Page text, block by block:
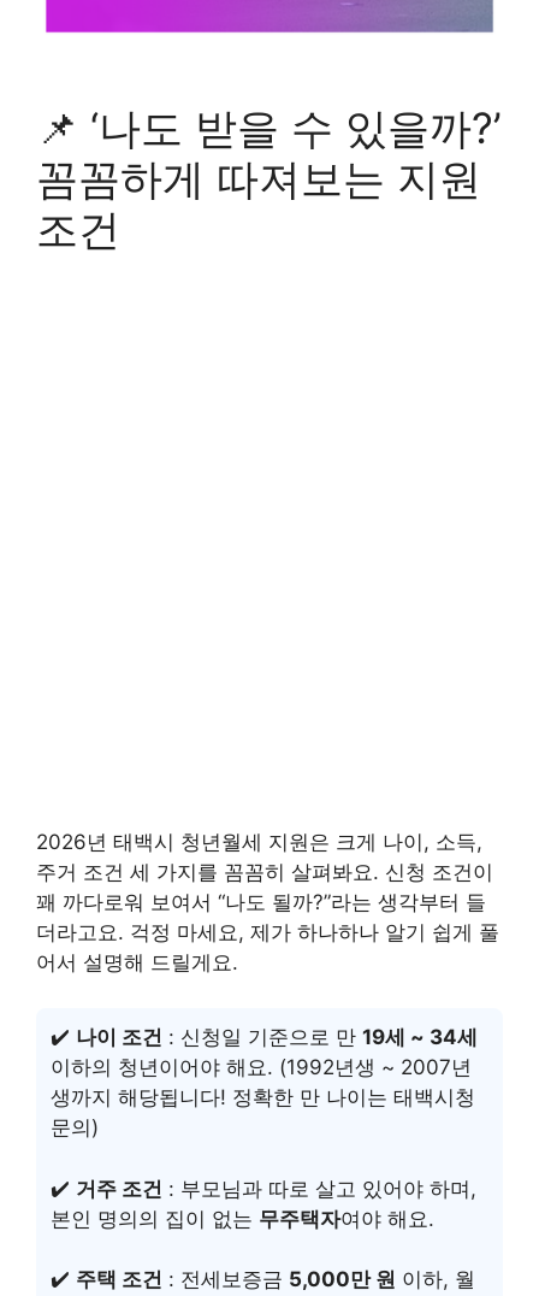
📌 ‘나도 받을 수 있을까?’
꼼꼼하게 따져보는 지원
조건
2026년 태백시 청년월세 지원은 크게 나이, 소득,
주거 조건 세 가지를 꼼꼼히 살펴봐요. 신청 조건이
꽤 까다로워 보여서 “나도 될까?”라는 생각부터 들
더라고요. 걱정 마세요, 제가 하나하나 알기 쉽게 풀
어서 설명해 드릴게요.
✔️ 나이 조건 : 신청일 기준으로 만 19세 ~ 34세
이하의 청년이어야 해요. (1992년생 ~ 2007년
생까지 해당됩니다! 정확한 만 나이는 태백시청
문의)
✔️ 거주 조건 : 부모님과 따로 살고 있어야 하며,
본인 명의의 집이 없는 무주택자여야 해요.
✔️ 주택 조건 : 전세보증금 5,000만 원 이하, 월